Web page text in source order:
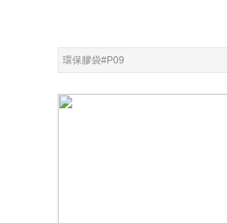
環保膠袋#P09